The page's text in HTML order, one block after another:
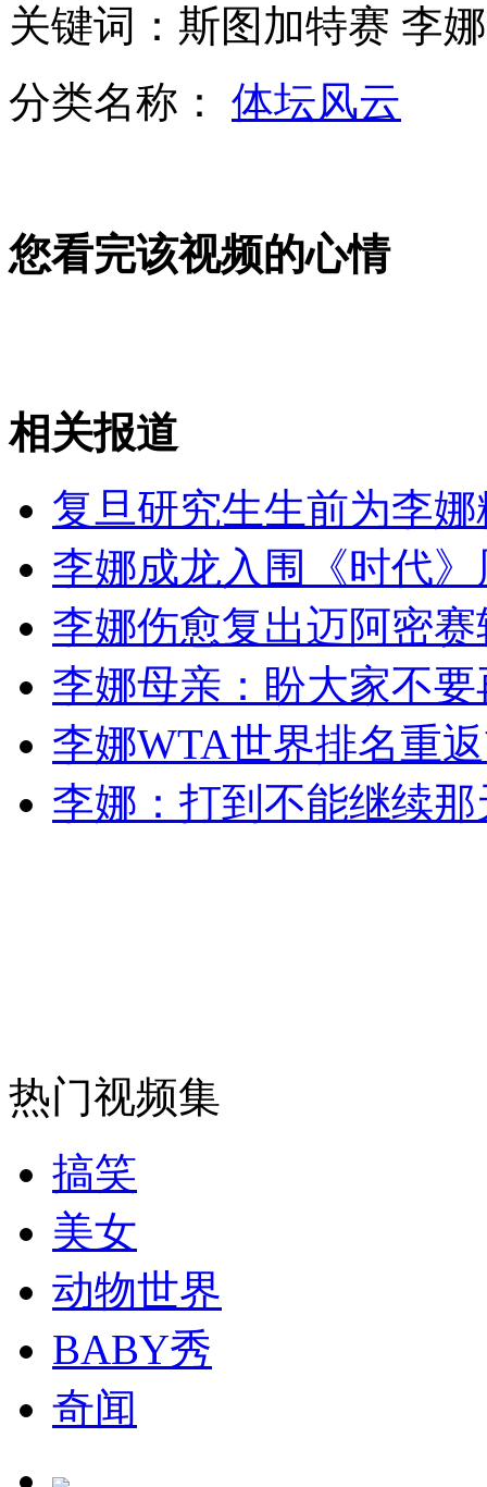
圆明园文化柏林展回国展:大量真品文物首亮相
“五一”小长假1200多家景区门票平均优惠20%
北京一咖啡馆以“一夜情”作诱饵诈骗27人
女孩北京地铁殴打老人 痛下狠手拳打脚踢
无痛分娩是否安全 医生回应
外交部：反对强权政治霸凌主义
外交部：有关国家言论片面不公正
安徽一实载49人客车翻车
纽约上演“枕头大战”
司机酒驾遇交警 急速倒车逃窜
关键词：斯图加特赛 李
分类名称： 体坛风云
您看完该视频的心情
相关报道
复旦研究生生前为李娜
李娜成龙入围《时代
李娜伤愈复出迈阿密
李娜母亲：盼大家不
李娜WTA世界排名重
李娜：打到不能继续
热门视频集
搞笑
美女
动物世界
BABY秀
奇闻